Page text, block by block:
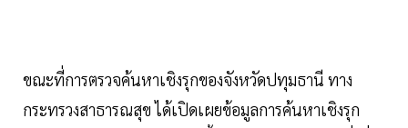
ขณะที่การตรวจค้นหาเชิงรุกของจังหวัดปทุมธานี ทาง
กระทรวงสาธารณสุข ได้เปิดเผยข้อมูลการค้นหาเชิงรุก